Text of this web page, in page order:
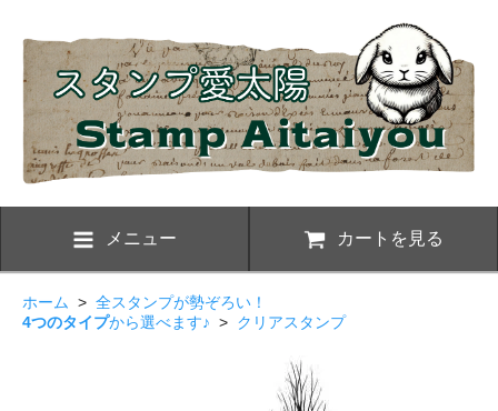
メニュー カートを見る
ホーム > 全スタンプが勢ぞろい！
4つのタイプから選べます♪ > クリアスタンプ